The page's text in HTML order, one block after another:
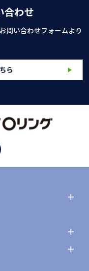
合わせ
問い合わせフォームより
ら